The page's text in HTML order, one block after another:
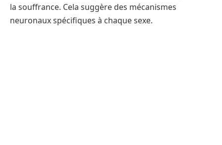
la souffrance. Cela suggère des mécanismes
neuronaux spécifiques à chaque sexe.